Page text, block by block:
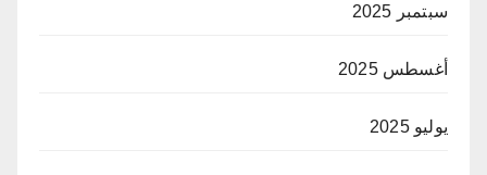
سبتمبر 2025
أغسطس 2025
يوليو 2025